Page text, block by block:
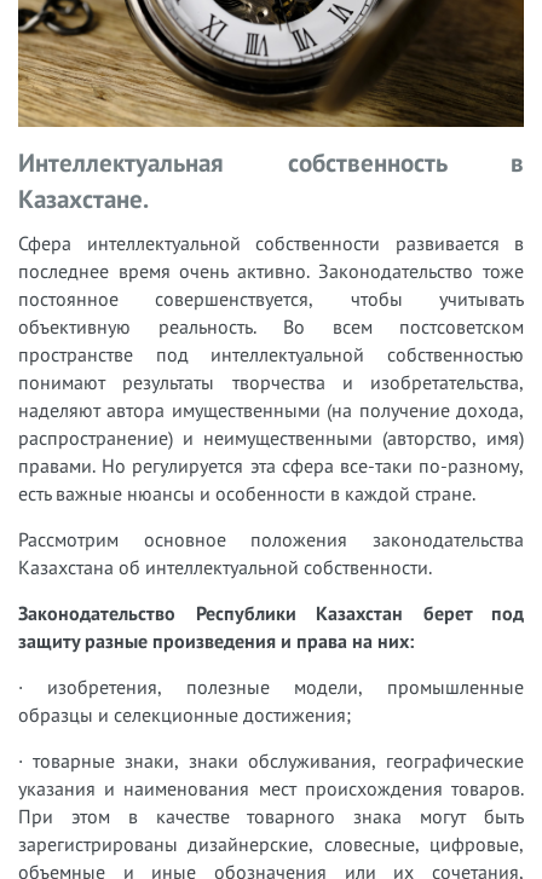
Интеллектуальная собственность в
Казахстане.
Сфера интеллектуальной собственности развивается в
последнее время очень активно. Законодательство тоже
постоянное совершенствуется, чтобы учитывать
объективную реальность. Во всем постсоветском
пространстве под интеллектуальной собственностью
понимают результаты творчества и изобретательства,
наделяют автора имущественными (на получение дохода,
распространение) и неимущественными (авторство, имя)
правами. Но регулируется эта сфера все-таки по-разному,
есть важные нюансы и особенности в каждой стране.
Рассмотрим основное положения законодательства
Казахстана об интеллектуальной собственности.
Законодательство Республики Казахстан берет под
защиту разные произведения и права на них:
· изобретения, полезные модели, промышленные
образцы и селекционные достижения;
· товарные знаки, знаки обслуживания, географические
указания и наименования мест происхождения товаров.
При этом в качестве товарного знака могут быть
зарегистрированы дизайнерские, словесные, цифровые,
объемные и иные обозначения или их сочетания,